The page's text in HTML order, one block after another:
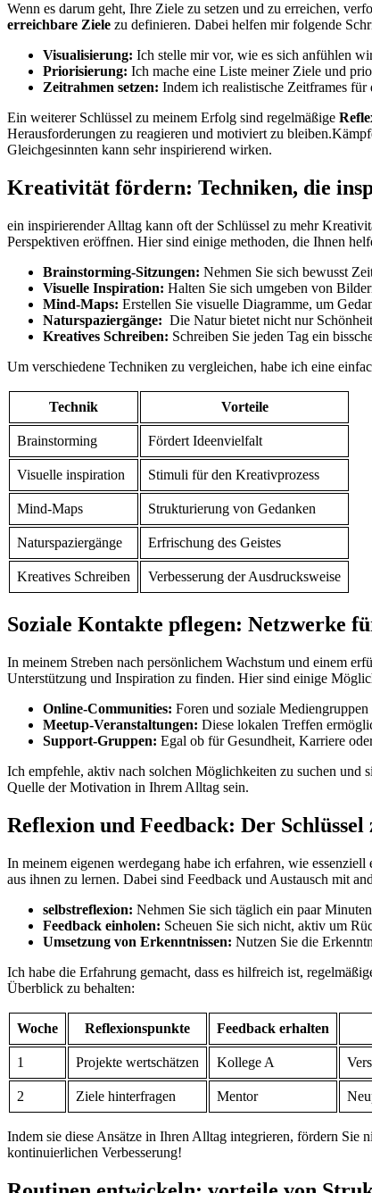
Wenn es ⁤darum geht, Ihre ‌Ziele zu setzen und ⁢zu erreichen,
erreichbare Ziele zu definieren. Dabei helfen mir folgende
Visualisierung: Ich stelle mir vor, wie es sich anfühlen
Priorisierung: ‌Ich mache eine Liste meiner Ziele und
Zeitrahmen setzen: Indem ich realistische ‍Zeitframes⁢
Ein weiterer ⁣Schlüssel zu ⁣meinem Erfolg sind⁤ regelmäßige
‍Herausforderungen zu reagieren und ‌motiviert zu
Gleichgesinnten kann sehr ‌inspirierend wirken.
Kreativität ⁤fördern:⁢ Techniken, die
ein inspirierender Alltag kann ‌oft der Schlüssel zu mehr​
​Perspektiven eröffnen. ⁣Hier sind einige methoden, die Ihnen
Brainstorming-Sitzungen: Nehmen Sie‍ sich bewusst
Visuelle Inspiration: ⁢Halten⁣ Sie sich umgeben ⁢von
Mind-Maps: Erstellen ⁢Sie visuelle Diagramme, um
Naturspaziergänge:
Die Natur bietet‍ nicht⁣ nur⁣
Kreatives Schreiben: Schreiben Sie jeden⁢ Tag ein
Um verschiedene Techniken zu vergleichen, ‍habe ‌ich​ eine
Technik Vorteile
Brainstorming Fördert Ideenvielfalt
Visuelle inspiration Stimuli für den⁢ Kreativprozess
Mind-Maps Strukturierung⁣ von Gedanken
Naturspaziergänge Erfrischung des Geistes
Kreatives Schreiben Verbesserung‌ der Ausdrucksweise
Soziale​ Kontakte pflegen: Netzwerke⁢
In meinem ‍Streben nach ⁤persönlichem Wachstum und einem
⁣Unterstützung und Inspiration zu⁣ finden. Hier sind einige
Online-Communities: Foren und soziale
Meetup-Veranstaltungen: Diese lokalen ⁤Treffen
Support-Gruppen: ⁣Egal ⁣ob ‍für ⁣Gesundheit, ⁤Karriere
Ich empfehle,⁢ aktiv⁢ nach solchen Möglichkeiten zu suchen und
Quelle​ der Motivation⁣ in ‍Ihrem Alltag ⁢sein.
Reflexion und⁢ Feedback: Der
In meinem eigenen werdegang habe ‌ich erfahren, ‍wie
aus ihnen ⁢zu lernen.​ Dabei sind Feedback und ​Austausch‌ mit⁤
selbstreflexion: ​Nehmen Sie sich täglich⁣ ein​ paar
Feedback ⁤einholen: Scheuen​ Sie sich⁢ nicht, ⁢aktiv um‍
Umsetzung von⁣ Erkenntnissen: Nutzen Sie die
Ich⁤ habe‌ die Erfahrung gemacht, dass es hilfreich ‍ist,‌
Überblick zu behalten:
Woche Reflexionspunkte Feedback erhalten
1 Projekte wertschätzen Kollege A
2 Ziele‍ hinterfragen Mentor
Indem sie ​diese Ansätze in Ihren Alltag integrieren, fördern Sie
kontinuierlichen Verbesserung!